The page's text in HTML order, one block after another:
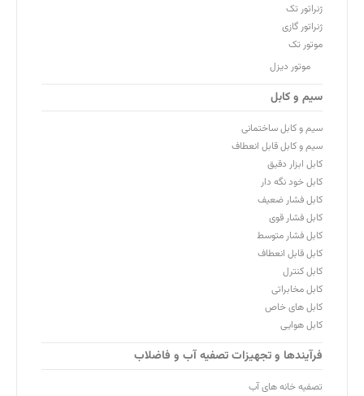
ژنراتور تک
ژنراتور گازی
موتور تک
موتور دیزل
سیم و کابل
سیم و کابل ساختمانی
سیم و کابل قابل انعطاف
کابل ابزار دقیق
کابل خود نگه دار
کابل فشار ضعیف
کابل فشار قوی
کابل فشار متوسط
کابل قابل انعطاف
کابل کنترل
کابل مخابراتی
کابل های خاص
کابل هوایی
فرآیندها و تجهیزات تصفیه آب و فاضلاب
تصفیه خانه های آب